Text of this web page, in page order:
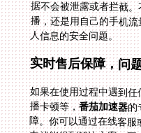
人信息的安全问题。
实时售后保障，问
如果在使用过程中遇到
播卡顿等，番茄加速器的
障